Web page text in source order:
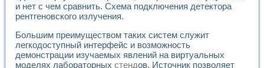
и нет с чем сравнить. Схема подключения детектора
рентгеновского излучения.
Большим преимуществом таких систем служит
легкодоступный интерфейс и возможность
демонстрации изучаемых явлений на виртуальных
моделях лабораторных стендов. Источник позволяет